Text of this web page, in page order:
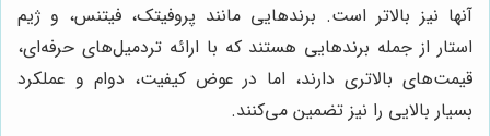
آنها نیز بالاتر است. برندهایی مانند پروفیتک، فیتنس، و ژیم
استار از جمله برندهایی هستند که با ارائه تردمیل‌های حرفه‌ای،
قیمت‌های بالاتری دارند، اما در عوض کیفیت، دوام و عملکرد
بسیار بالایی را نیز تضمین می‌کنند.